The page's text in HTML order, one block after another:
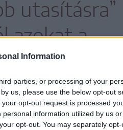
Information
parties, or processing of your
us, please use the below opt-out
opt-out request is processed
information utilized by us
opt-out. You may separately
utasításra”
azokat a